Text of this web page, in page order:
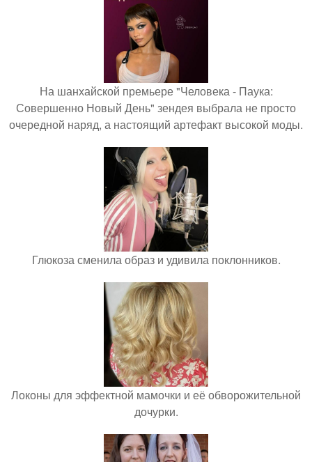
На шанхайской премьере "Человека - Паука:
Совершенно Новый День" зендея выбрала не просто
очередной наряд, а настоящий артефакт высокой моды.
Глюкоза сменила образ и удивила поклонников.
Локоны для эффектной мамочки и её обворожительной
дочурки.